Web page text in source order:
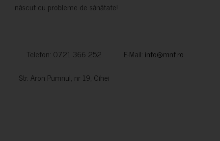
născut cu probleme de sănătate!
Telefon: 0721 366 252 E-Mail: info@mnf.ro
Str. Aron Pumnul, nr 19, Cihei